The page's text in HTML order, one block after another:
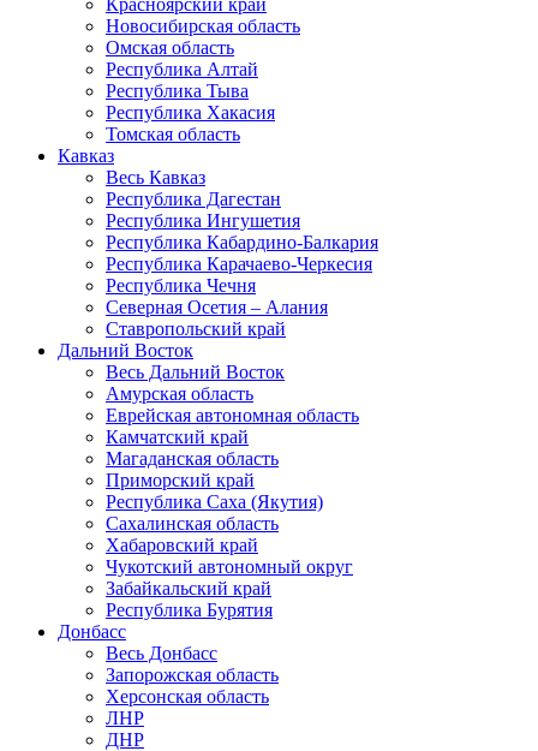
Красноярский край
Новосибирская область
Омская область
Республика Алтай
Республика Тыва
Республика Хакасия
Томская область
Кавказ
Весь Кавказ
Республика Дагестан
Республика Ингушетия
Республика Кабардино-Балкария
Республика Карачаево-Черкесия
Республика Чечня
Северная Осетия – Алания
Ставропольский край
Дальний Восток
Весь Дальний Восток
Амурская область
Еврейская автономная область
Камчатский край
Магаданская область
Приморский край
Республика Саха (Якутия)
Сахалинская область
Хабаровский край
Чукотский автономный округ
Забайкальский край
Республика Бурятия
Донбасс
Весь Донбасс
Запорожская область
Херсонская область
ЛНР
ДНР